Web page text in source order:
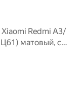
Redmi A3/
матовый, с